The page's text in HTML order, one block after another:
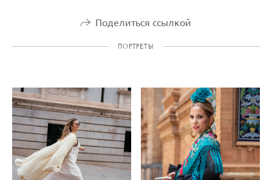
Поделиться ссылкой
ПОРТРЕТЫ